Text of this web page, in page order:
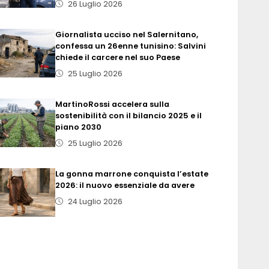
26 Luglio 2026
Giornalista ucciso nel Salernitano,
confessa un 26enne tunisino: Salvini
chiede il carcere nel suo Paese
25 Luglio 2026
MartinoRossi accelera sulla
sostenibilità con il bilancio 2025 e il
piano 2030
25 Luglio 2026
La gonna marrone conquista l’estate
2026: il nuovo essenziale da avere
24 Luglio 2026